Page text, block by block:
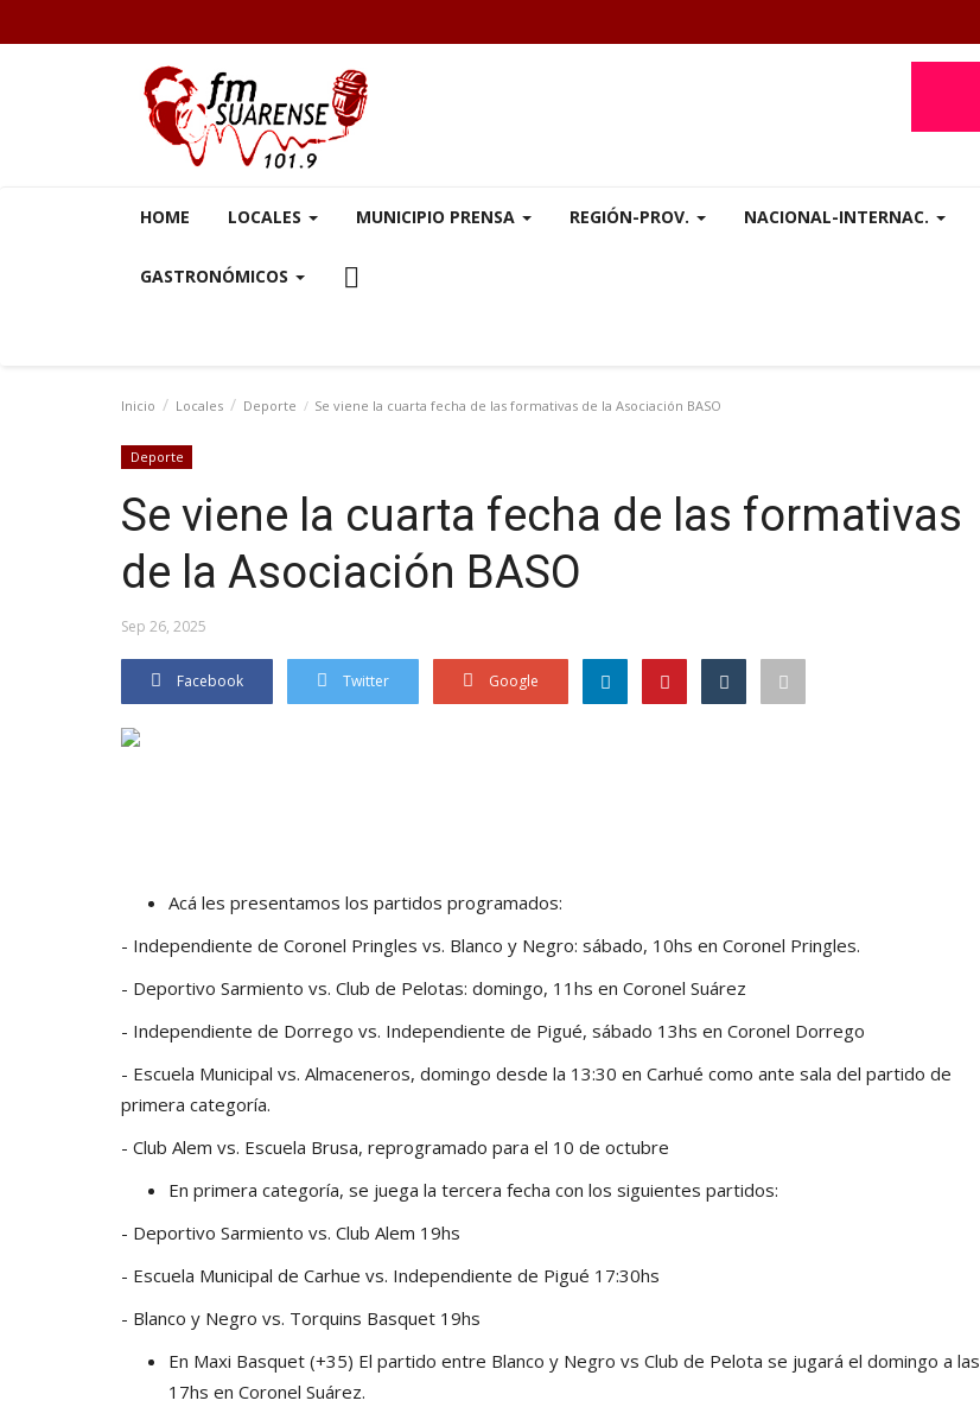
HOME LOCALES MUNICIPIO PRENSA REGIÓN-PROV. NACIONAL-INTERNAC.
GASTRONÓMICOS
Inicio Locales Deporte Se viene la cuarta fecha de las formativas de la Asociación BASO
Deporte
Se viene la cuarta fecha de las formativas
de la Asociación BASO
Sep 26, 2025
Facebook Twitter Google
Acá les presentamos los partidos programados:
- Independiente de Coronel Pringles vs. Blanco y Negro: sábado, 10hs en Coronel Pringles.
- Deportivo Sarmiento vs. Club de Pelotas: domingo, 11hs en Coronel Suárez
- Independiente de Dorrego vs. Independiente de Pigué, sábado 13hs en Coronel Dorrego
- Escuela Municipal vs. Almaceneros, domingo desde la 13:30 en Carhué como ante sala del partido de
primera categoría.
- Club Alem vs. Escuela Brusa, reprogramado para el 10 de octubre
En primera categoría, se juega la tercera fecha con los siguientes partidos:
- Deportivo Sarmiento vs. Club Alem 19hs
- Escuela Municipal de Carhue vs. Independiente de Pigué 17:30hs
- Blanco y Negro vs. Torquins Basquet 19hs
En Maxi Basquet (+35) El partido entre Blanco y Negro vs Club de Pelota se jugará el domingo a las
17hs en Coronel Suárez.